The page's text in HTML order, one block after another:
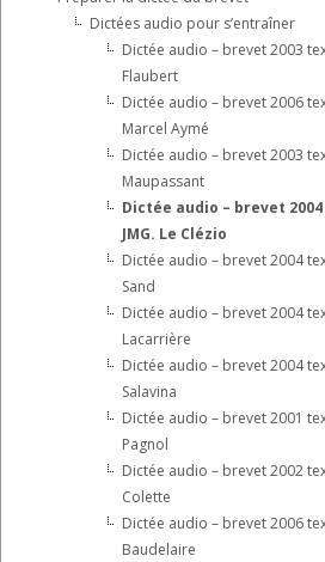
Dictées audio pour s’entraîner
Dictée audio – brevet 2003
Flaubert
Dictée audio – brevet 2006
Marcel Aymé
Dictée audio – brevet 2003
Maupassant
Dictée audio – brevet
JMG. Le Clézio
Dictée audio – brevet 2004
Sand
Dictée audio – brevet 2004
Lacarrière
Dictée audio – brevet 2004
Salavina
Dictée audio – brevet 2001
Pagnol
Dictée audio – brevet 2002
Colette
Dictée audio – brevet 2006
Baudelaire